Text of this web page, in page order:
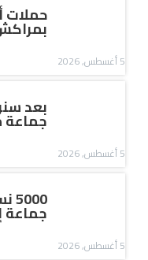
حملات
5 أغسطس, 2026
بعد
5 أغسطس, 2026
جماعة
5 أغسطس, 2026